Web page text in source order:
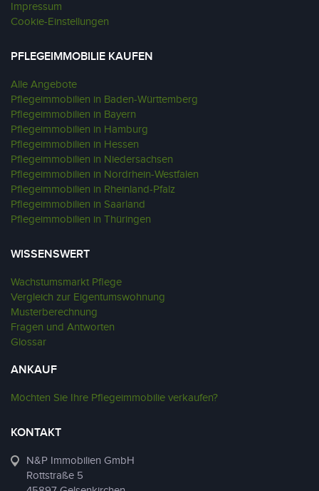
Impressum
Cookie-Einstellungen
PFLEGEIMMOBILIE KAUFEN
Alle Angebote
Pflegeimmobilien in Baden-Württemberg
Pflegeimmobilien in Bayern
Pflegeimmobilien in Hamburg
Pflegeimmobilien in Hessen
Pflegeimmobilien in Niedersachsen
Pflegeimmobilien in Nordrhein-Westfalen
Pflegeimmobilien in Rheinland-Pfalz
Pflegeimmobilien in Saarland
Pflegeimmobilien in Thüringen
WISSENSWERT
Wachstumsmarkt Pflege
Vergleich zur Eigentumswohnung
Musterberechnung
Fragen und Antworten
Glossar
ANKAUF
Möchten Sie Ihre Pflegeimmobilie verkaufen?
KONTAKT
N&P Immobilien GmbH
Rottstraße 5